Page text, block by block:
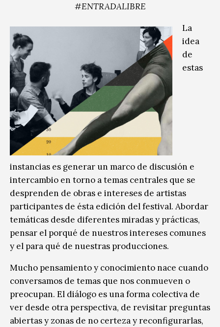
#ENTRADALIBRE
La
idea
de
estas
instancias es generar un marco de discusión e
intercambio en torno a temas centrales que se
desprenden de obras e intereses de artistas
participantes de ésta edición del festival. Abordar
temáticas desde diferentes miradas y prácticas,
pensar el porqué de nuestros intereses comunes
y el para qué de nuestras producciones.
Mucho pensamiento y conocimiento nace cuando
conversamos de temas que nos conmueven o
preocupan. El diálogo es una forma colectiva de
ver desde otra perspectiva, de revisitar preguntas
abiertas y zonas de no certeza y reconfigurarlas,